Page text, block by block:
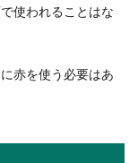
使われることはな
赤を使う必要はあ